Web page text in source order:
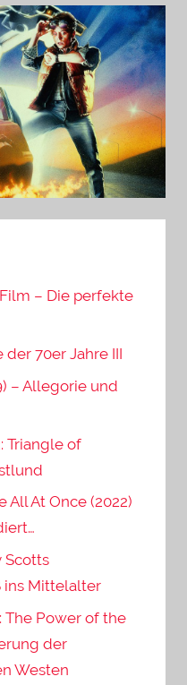
– Die perfekte
70er Jahre III
– Allegorie und
Triangle of
All At Once (2022)
Scotts
ins Mittelalter
The Power of the
der
Westen